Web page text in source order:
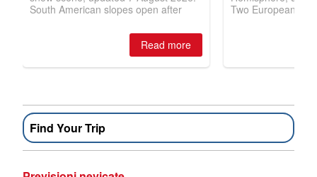
Find Your Trip